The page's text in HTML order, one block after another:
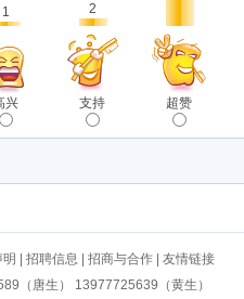
1
兴
2
支持 超赞
招聘信息 招商与合作| 友情链接
（唐生） 13977725639（黄生）